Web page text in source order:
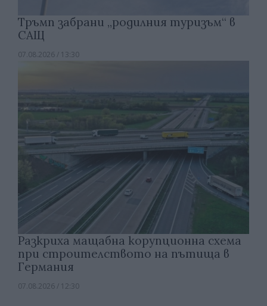
Тръмп забрани „родилния туризъм“ в
САЩ
07.08.2026 / 13:30
Разкриха мащабна корупционна схема
при строителството на пътища в
Германия
07.08.2026 / 12:30